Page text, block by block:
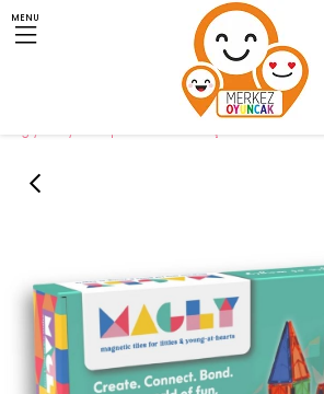
MENU
Diğer Lego Setleri
Magly Manyetik Yapı Blokları - 72 Parça